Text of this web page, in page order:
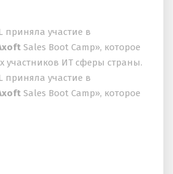
приняла участие в
Sales Boot Camp», которое
участников ИТ сферы страны.
приняла участие в
Sales Boot Camp», которое